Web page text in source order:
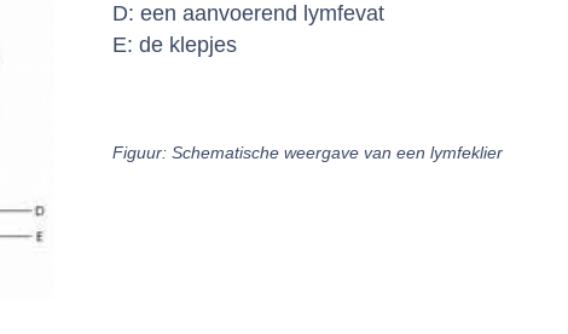
D: een aanvoerend lymfevat
E: de klepjes
Figuur: Schematische weergave van een lymfeklier